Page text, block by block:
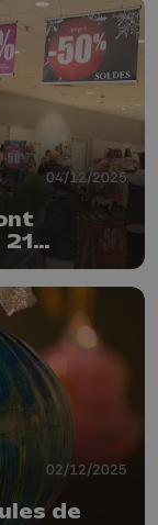
04/12/2025
02/12/2025
de